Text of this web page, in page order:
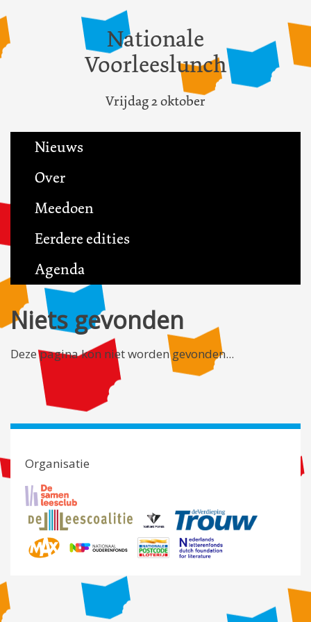
Nationale
Voorleeslunch
Vrijdag 2 oktober
Nieuws
Over
Meedoen
Eerdere edities
Agenda
Niets gevonden
Deze pagina kon niet worden gevonden...
Organisatie